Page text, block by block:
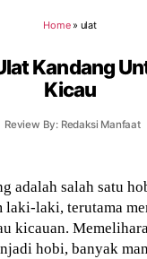
Home» ulat
Kandang
Kicau
Review By: Redaksi Manfaat
adalah salah satu
laki-laki, terutama
kicauan.
hobi, banyak